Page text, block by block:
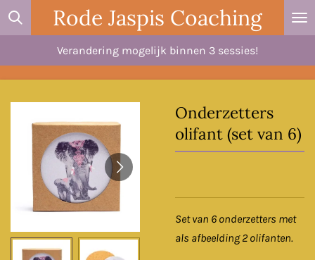
Ga
direct
Rode Jaspis Coaching
Verandering mogelijk binnen 3 sessies!
Onderzetters
olifant (set van 6)
Set van 6 onderzetters met
als afbeelding 2 olifanten.